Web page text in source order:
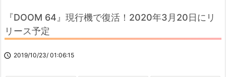
『DOOM 64』現行機で復活！2020年3月20日にリ
リース予定
 2019/10/23/ 01:06:15